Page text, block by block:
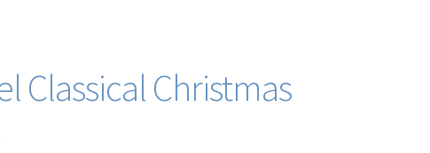
Classical Christmas